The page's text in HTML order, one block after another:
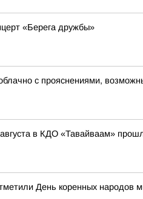
«Берега дружбы»
облачно с прояснениями,
в КДО «Тавайваам»
День коренных народов